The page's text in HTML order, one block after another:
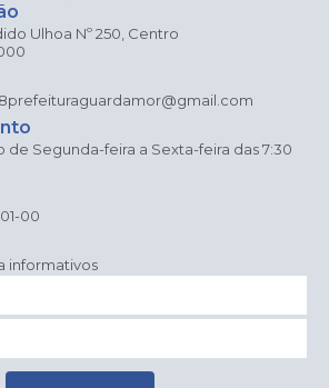
Ulhoa Nº 250, Centro
prefeituraguardamor@gmail.com
Segunda-feira a Sexta-feira das 7:30
00
informativos